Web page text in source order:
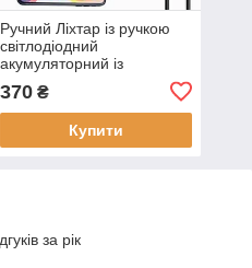
Ручний Ліхтар із ручкою
світлодіодний
акумуляторний із
PowerBank
370₴
Купити
за рік